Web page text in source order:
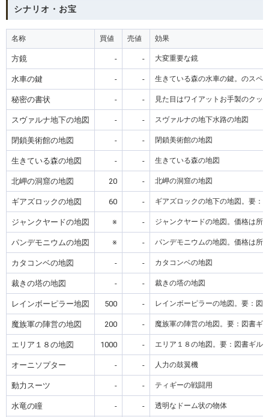
シナリオ・お宝
名称 買値 売値 効果
方鏡 - - 大変重要な鏡
水車の鍵 - - 生きている森の水車の鍵。のスペ
秘密の書状 - - 見た目はワイアットお手製のクッ
スヴァルナ地下の地図 - - スヴァルナの地下水路の地図
閉鎖美術館の地図 - - 閉鎖美術館の地図
生きている森の地図 - - 生きている森の地図
北岬の洞窟の地図 20 - 北岬の洞窟の地図
ギアズロックの地図 60 - ギアズロックの地下の地図。要：
ジャンクヤードの地図 ※ - ジャンクヤードの地図。価格は所
パンデモニウムの地図 ※ - パンデモニウムの地図。価格は所
カタコンベの地図 - - カタコンベの地図
裁きの塔の地図 - - 裁きの塔の地図
レインボーピラー地図 500 - レインボーピラーの地図。要：図
魔族軍の陣営の地図 200 - 魔族軍の陣営の地図。要：図書ギ
エリア１８の地図 1000 - エリア１８の地図。要：図書ギル
オーニソプター - - 人力の鼓翼機
動力スーツ - - ティギーの戦闘用
水竜の瞳 - - 透明なドーム状の物体